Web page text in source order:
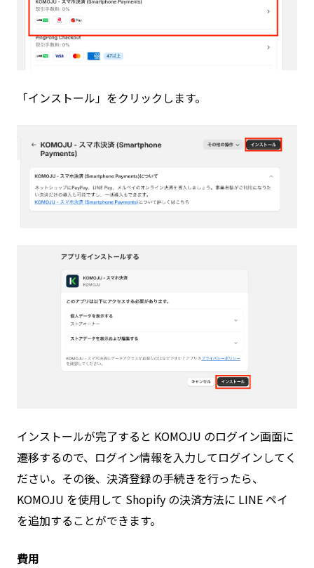
「インストール」をクリックします。
インストールが完了すると KOMOJU のログイン画面に
遷移するので、ログイン情報を入力してログインしてく
ださい。その後、決済登録の手続きを行ったら、
KOMOJU を使用して Shopify の決済方法に LINE ペイ
を追加することができます。
費用